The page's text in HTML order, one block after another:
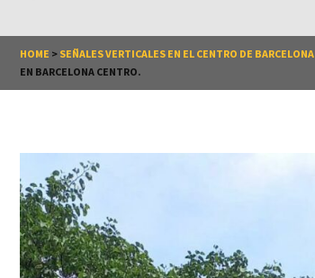
HOME > SEÑALES VERTICALES EN EL CENTRO DE BARCELONA
EN BARCELONA CENTRO.